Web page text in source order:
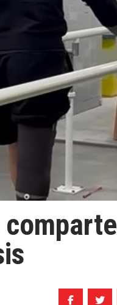
comparte